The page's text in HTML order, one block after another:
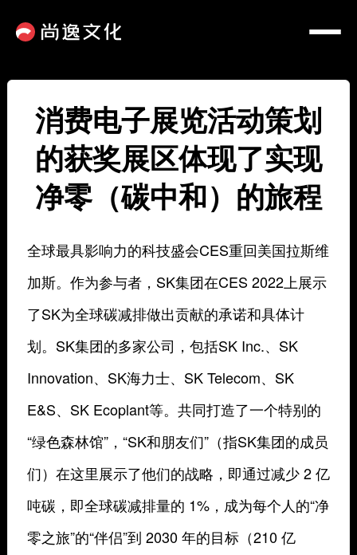
消费电子展览活动策划
的获奖展区体现了实现
净零（碳中和）的旅程
全球最具影响力的科技盛会CES重回美国拉斯维
加斯。作为参与者，SK集团在CES 2022上展示
了SK为全球碳减排做出贡献的承诺和具体计
划。SK集团的多家公司，包括SK Inc.、SK
Innovation、SK海力士、SK Telecom、SK
E&S、SK Ecoplant等。共同打造了一个特别的
“绿色森林馆”，“SK和朋友们”（指SK集团的成员
们）在这里展示了他们的战略，即通过减少 2 亿
吨碳，即全球碳减排量的 1%，成为每个人的“净
零之旅”的“伴侣”到 2030 年的目标（210 亿